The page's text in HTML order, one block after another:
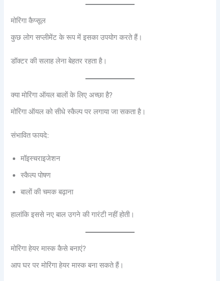
मोरिंगा कैप्सूल
कुछ लोग सप्लीमेंट के रूप में इसका उपयोग करते हैं।
डॉक्टर की सलाह लेना बेहतर रहता है।
क्या मोरिंगा ऑयल बालों के लिए अच्छा है?
मोरिंगा ऑयल को सीधे स्कैल्प पर लगाया जा सकता है।
संभावित फायदे:
मॉइस्चराइजेशन
स्कैल्प पोषण
बालों की चमक बढ़ाना
हालांकि इससे नए बाल उगने की गारंटी नहीं होती।
मोरिंगा हेयर मास्क कैसे बनाएं?
आप घर पर मोरिंगा हेयर मास्क बना सकते हैं।